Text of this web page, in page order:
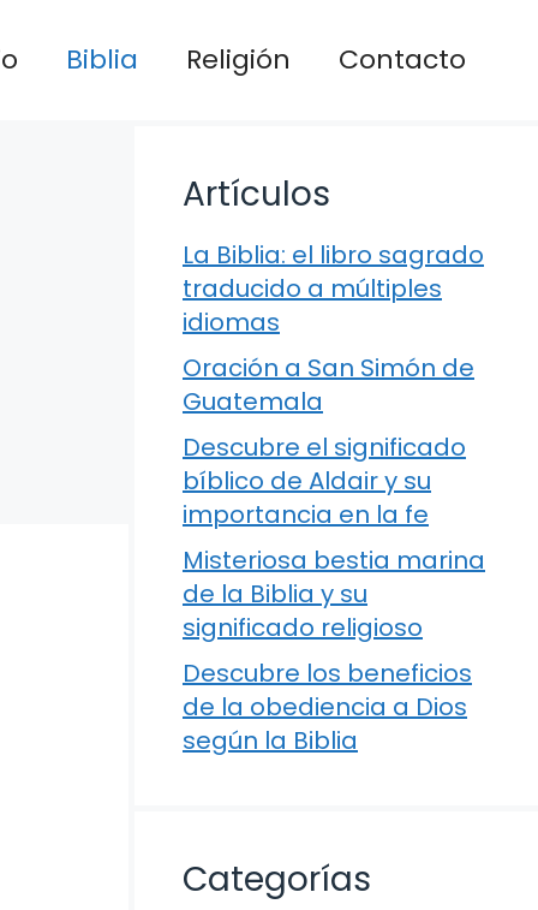
Biblia Religión Contacto
Artículos
La Biblia: el libro sagrado
traducido a múltiples
idiomas
Oración a San Simón de
Guatemala
Descubre el significado
bíblico de Aldair y su
importancia en la fe
Misteriosa bestia marina
de la Biblia y su
significado religioso
Descubre los beneficios
de la obediencia a Dios
según la Biblia
Categorías